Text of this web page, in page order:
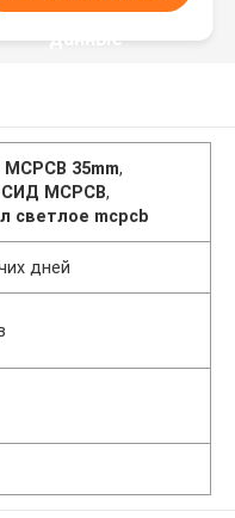
данные
35mm,
MCPCB,
светлое mcpcb
дней